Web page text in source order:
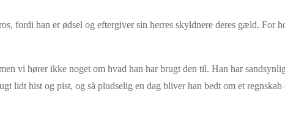
fordi han er ødsel og eftergiver sin herres skyldnere deres gæld. For
vi hører ikke noget om hvad han har brugt den til. Han har
lidt hist og pist, og så pludselig en dag bliver han bedt om et regnskab